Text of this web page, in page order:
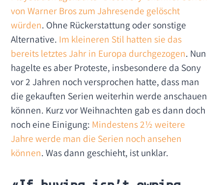
von Warner Bros zum Jahresende gelöscht
würden. Ohne Rückerstattung oder sonstige
Alternative. Im kleineren Stil hatten sie das
bereits letztes Jahr in Europa durchgezogen. Nun
hagelte es aber Proteste, insbesondere da Sony
vor 2 Jahren noch versprochen hatte, dass man
die gekauften Serien weiterhin werde anschauen
können. Kurz vor Weihnachten gab es dann doch
noch eine Einigung: Mindestens 2½ weitere
Jahre werde man die Serien noch ansehen
können. Was dann geschieht, ist unklar.